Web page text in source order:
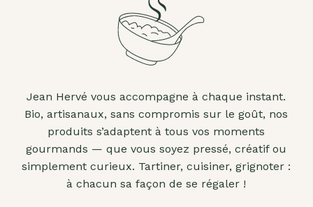
Jean Hervé vous accompagne à chaque instant.
Bio, artisanaux, sans compromis sur le goût, nos
produits s’adaptent à tous vos moments
gourmands — que vous soyez pressé, créatif ou
simplement curieux. Tartiner, cuisiner, grignoter :
à chacun sa façon de se régaler !